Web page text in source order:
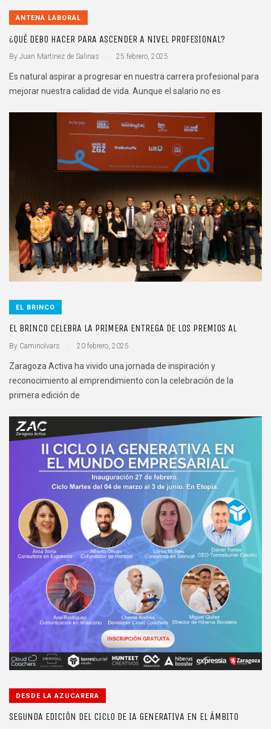
ANTENA LABORAL
¿QUÉ DEBO HACER PARA ASCENDER A NIVEL PROFESIONAL?
By Juan Martinez de Salinas . 25 febrero, 2025
Es natural aspirar a progresar en nuestra carrera profesional para
mejorar nuestra calidad de vida. Aunque el salario no es
EL BRINCO
EL BRINCO CELEBRA LA PRIMERA ENTREGA DE LOS PREMIOS AL
By CaminoIvars 20 febrero, 2025
Zaragoza Activa ha vivido una jornada de inspiración y
reconocimiento al emprendimiento con la celebración de la
primera edición de
DESDE LA AZUCARERA
SEGUNDA EDICIÓN DEL CICLO DE IA GENERATIVA EN EL ÁMBITO